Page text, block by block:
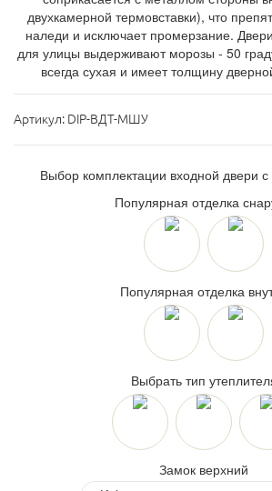
двухкамерной термовставки), что
наледи и исключает промерзание.
для улицы выдерживают морозы - 50
всегда сухая и имеет толщину
Артикул: DIP-ВДТ-МШУ
Выбор комплектации входной двери
Популярная отделка
Популярная отделка
Выбрать тип
Замок верхний